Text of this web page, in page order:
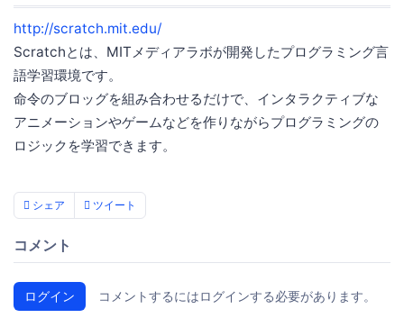
http://scratch.mit.edu/
Scratchとは、MITメディアラボが開発したプログラミング言
語学習環境です。
命令のブロッグを組み合わせるだけで、インタラクティブな
アニメーションやゲームなどを作りながらプログラミングの
ロジックを学習できます。
シェア ツイート
コメント
ログイン コメントするにはログインする必要があります。